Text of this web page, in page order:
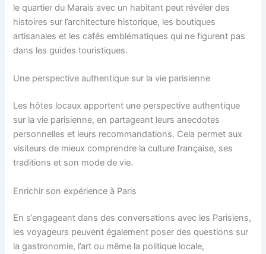
le quartier du Marais avec un habitant peut révéler des
histoires sur l’architecture historique, les boutiques
artisanales et les cafés emblématiques qui ne figurent pas
dans les guides touristiques.
Une perspective authentique sur la vie parisienne
Les hôtes locaux apportent une perspective authentique
sur la vie parisienne, en partageant leurs anecdotes
personnelles et leurs recommandations. Cela permet aux
visiteurs de mieux comprendre la culture française, ses
traditions et son mode de vie.
Enrichir son expérience à Paris
En s’engageant dans des conversations avec les Parisiens,
les voyageurs peuvent également poser des questions sur
la gastronomie, l’art ou même la politique locale,